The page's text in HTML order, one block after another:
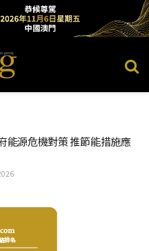
能源危機對策 推節能措施應